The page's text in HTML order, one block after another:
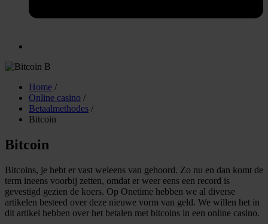
Home /
Online casino /
Betaalmethodes /
Bitcoin
Bitcoin
Bitcoins, je hebt er vast weleens van gehoord. Zo nu en dan komt de
term ineens voorbij zetten, omdat er weer eens een record is
gevestigd gezien de koers. Op Onetime hebben we al diverse
artikelen besteed over deze nieuwe vorm van geld. We willen het in
dit artikel hebben over het betalen met bitcoins in een online casino.